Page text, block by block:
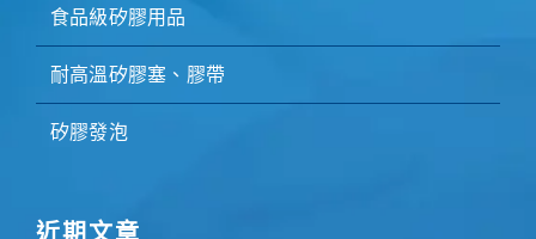
食品級矽膠用品
耐高溫矽膠塞、膠帶
矽膠發泡
近期文章